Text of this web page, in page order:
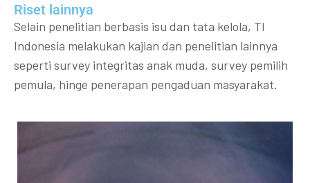
Riset lainnya​​
Selain penelitian berbasis isu dan tata kelola, TI
Indonesia melakukan kajian dan penelitian lainnya
seperti survey integritas anak muda, survey pemilih
pemula, hinge penerapan pengaduan masyarakat.